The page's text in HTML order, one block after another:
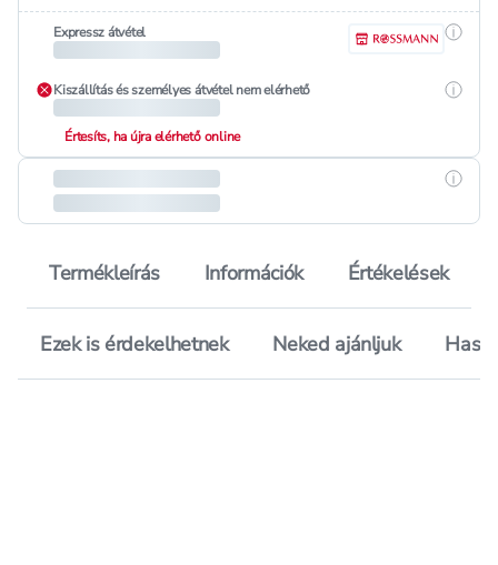
Expressz átvétel
Kiszállítás és személyes átvétel nem elérhető
Értesíts, ha újra elérhető online
Termékleírás Információk Értékelések
Ezek is érdekelhetnek Neked ajánljuk